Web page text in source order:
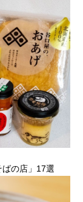
の店」17選